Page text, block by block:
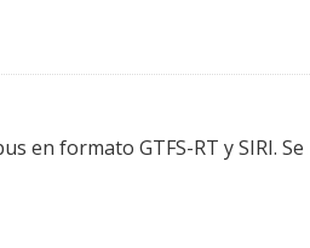
en formato GTFS-RT y SIRI.